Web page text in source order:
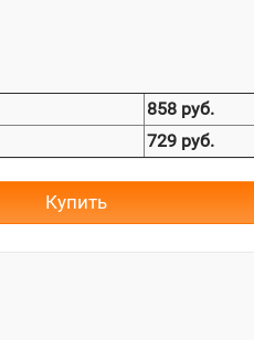
858 руб.
729 руб.
Купить